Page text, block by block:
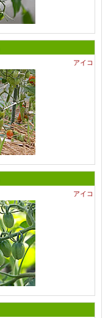
アイコ
アイコ